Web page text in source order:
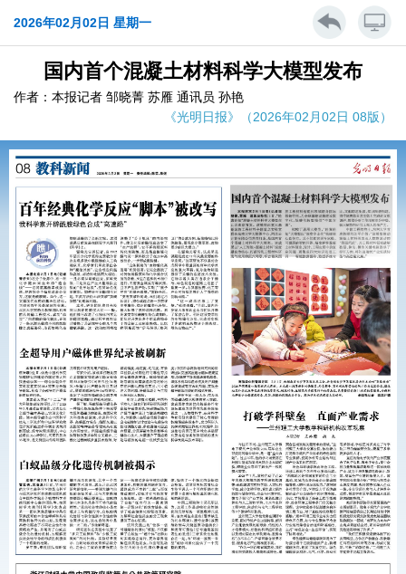
2026年02月02日 星期一
国内首个混凝土材料科学大模型发布
作者：本报记者 邹晓菁 苏雁 通讯员 孙艳
《光明日报》（2026年02月02日 08版）